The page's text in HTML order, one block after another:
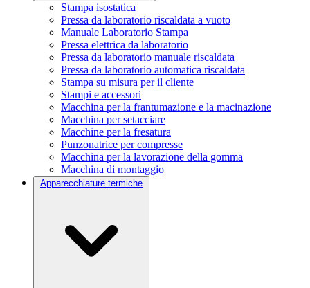
Stampa isostatica
Pressa da laboratorio riscaldata a vuoto
Manuale Laboratorio Stampa
Pressa elettrica da laboratorio
Pressa da laboratorio manuale riscaldata
Pressa da laboratorio automatica riscaldata
Stampa su misura per il cliente
Stampi e accessori
Macchina per la frantumazione e la macinazione
Macchina per setacciare
Macchine per la fresatura
Punzonatrice per compresse
Macchina per la lavorazione della gomma
Macchina di montaggio
Apparecchiature termiche